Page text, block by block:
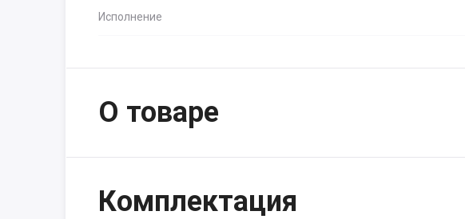
Исполнение
О товаре
Комплектация